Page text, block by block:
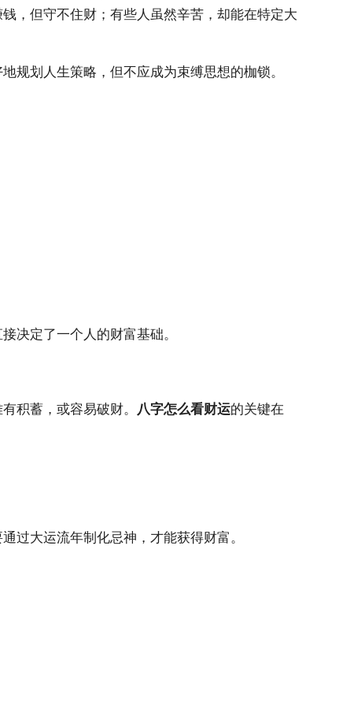
，但守不住财；有些人虽然辛苦，却能在特定大
规划人生策略，但不应成为束缚思想的枷锁。
决定了一个人的财富基础。
积蓄，或容易破财。 八字怎么看财运的关键在
过大运流年制化忌神，才能获得财富。